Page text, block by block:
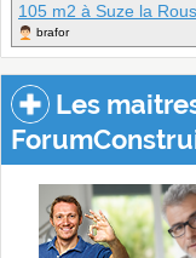
105 m2 à Suze la
brafor
Les